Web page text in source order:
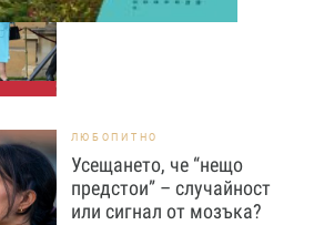
ЛЮБОПИТНО
Усещането, че “нещо
предстои” – случайност
или сигнал от мозъка?